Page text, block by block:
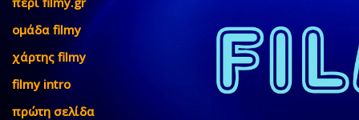
ομάδα filmy
χάρτης filmy
filmy intro
πρώτη σελίδα